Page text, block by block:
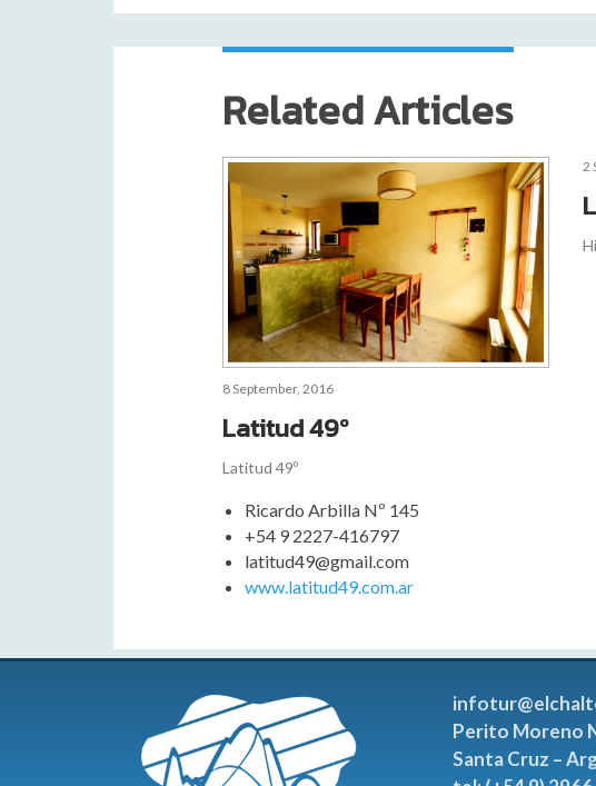
Related Articles
8 September, 2016
Latitud 49º
Latitud 49º
Ricardo Arbilla Nº 145
+54 9 2227-416797
latitud49@gmail.com
www.latitud49.com.ar
2
Perito Moreno
Santa Cruz –